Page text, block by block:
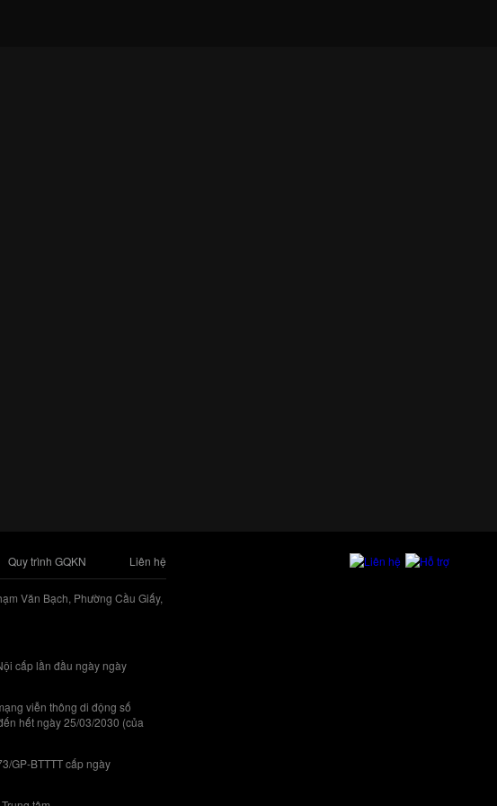
Quy trình GQKN Liên hệ
Văn Bạch, Phường Cầu Giấy,
cấp lần đầu ngày ngày
viễn thông di động số
hết ngày 25/03/2030 (của
GP-BTTTT cấp ngày